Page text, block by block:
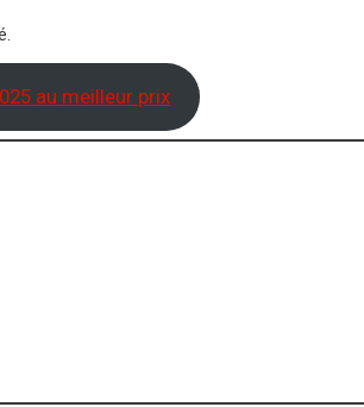
au meilleur prix